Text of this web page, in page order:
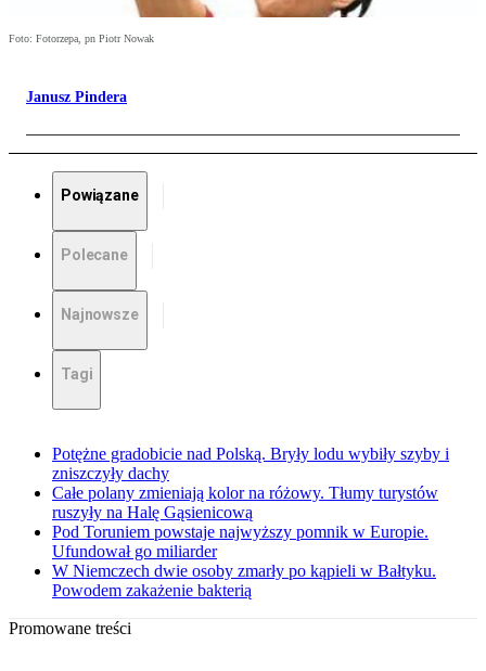
Foto: Fotorzepa, pn Piotr Nowak
Janusz Pindera
Powiązane
Polecane
Najnowsze
Tagi
Potężne gradobicie nad Polską. Bryły lodu wybiły szyby i
zniszczyły dachy
Całe polany zmieniają kolor na różowy. Tłumy turystów
ruszyły na Halę Gąsienicową
Pod Toruniem powstaje najwyższy pomnik w Europie.
Ufundował go miliarder
W Niemczech dwie osoby zmarły po kąpieli w Bałtyku.
Powodem zakażenie bakterią
Promowane treści